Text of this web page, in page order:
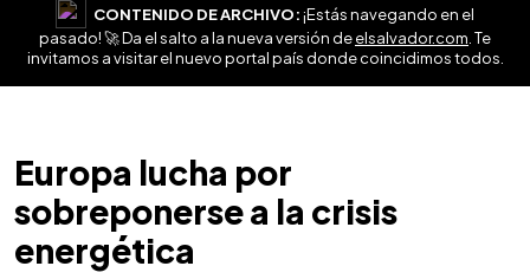
CONTENIDO DE ARCHIVO:¡Estás navegando en el
pasado! 🚀 Da el salto a la nueva versión deelsalvador.com . Te
invitamos a visitar el nuevo portal país donde coincidimos todos.
Europa lucha por
sobreponerse a la crisis
energética